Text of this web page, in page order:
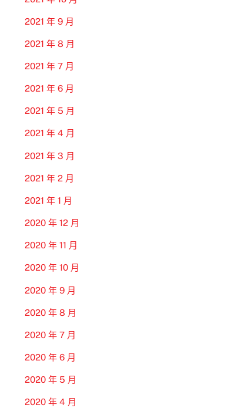
2021 年 9 月
2021 年 8 月
2021 年 7 月
2021 年 6 月
2021 年 5 月
2021 年 4 月
2021 年 3 月
2021 年 2 月
2021 年 1 月
2020 年 12 月
2020 年 11 月
2020 年 10 月
2020 年 9 月
2020 年 8 月
2020 年 7 月
2020 年 6 月
2020 年 5 月
2020 年 4 月